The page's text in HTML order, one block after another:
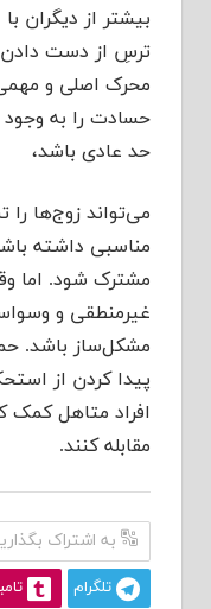
بیشتر از دیگران
ترسِ از دست دادن
محرک اصلی و
حسادت را به وجود
حد عادی باشد،
می‌تواند زوج‌ها را
مناسبی داشته
مشترک شود. اما
غیرمنطقی و
مشکل‌ساز باشد.
پیدا کردن از
افراد متاهل کمک
مقابله کنند.
به اشتراک
تلگرام